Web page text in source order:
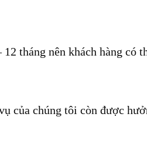
tháng nên khách hàng có
của chúng tôi còn được